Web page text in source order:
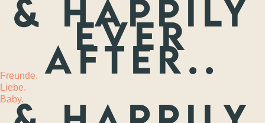
MEHR
& happily
ever
after..
Freunde.
Liebe.
Baby.